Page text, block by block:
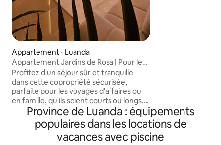
Appartement ⋅ Luanda
Appartement Jardins de Rosa | Pour les
professionnels et les familles
Profitez d'un séjour sûr et tranquille
dans cette copropriété sécurisée,
parfaite pour les voyages d'affaires ou
en famille, qu'ils soient courts ou longs.
L'appartement T3 offre confort et
fiabilité avec une alimentation de
secours, des systèmes d'eau et 2 places
de stationnement. Accédez à une salle
Province de Luanda : équipements
populaires dans les locations de
vacances avec piscine